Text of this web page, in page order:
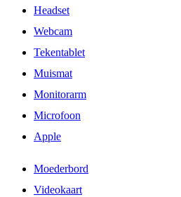
Headset
Webcam
Tekentablet
Muismat
Monitorarm
Microfoon
Apple
Moederbord
Videokaart